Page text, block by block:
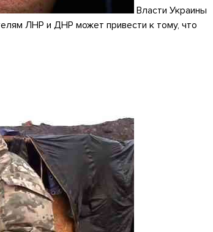
Власти Украины
ЛНР и ДНР может привести к тому, что